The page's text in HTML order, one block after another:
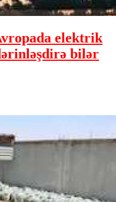
elektrik
bilər